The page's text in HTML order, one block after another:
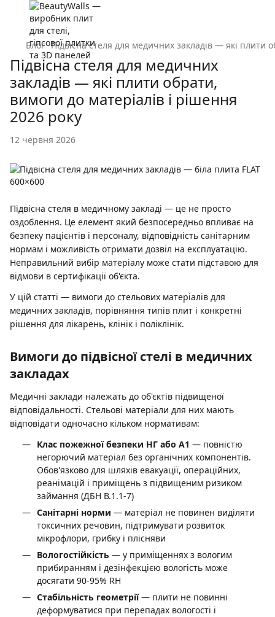
Блог Підвісна стеля для медичних закладів — які плити
Підвісна стеля для медичних
закладів — які плити обрати,
вимоги до матеріалів і рішення
2026 року
12 червня 2026
Підвісна стеля в медичному закладі — це не просто
оздоблення. Це елемент який безпосередньо впливає на
безпеку пацієнтів і персоналу, відповідність санітарним
нормам і можливість отримати дозвіл на експлуатацію.
Неправильний вибір матеріалу може стати підставою для
відмови в сертифікації об'єкта.
У цій статті — вимоги до стельових матеріалів для
медичних закладів, порівняння типів плит і конкретні
рішення для лікарень, клінік і поліклінік.
Вимоги до підвісної стелі в медичних
закладах
Медичні заклади належать до об'єктів підвищеної
відповідальності. Стельові матеріали для них мають
відповідати одночасно кільком нормативам:
Клас пожежної безпеки НГ або A1 — повністю
негорючий матеріал без органічних компонентів.
Обов'язково для шляхів евакуації, операційних,
реанімацій і приміщень з підвищеним ризиком
займання (ДБН В.1.1-7)
Санітарні норми — матеріал не повинен виділяти
токсичних речовин, підтримувати розвиток
мікрофлори, грибку і плісняви
Вологостійкість — у приміщеннях з вологим
прибиранням і дезінфекцією вологість може
досягати 90-95% RH
Стабільність геометрії— плити не повинні
деформуватися при перепадах вологості і